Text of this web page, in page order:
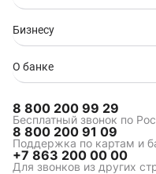
Бизнесу
О банке
8 800 200 99 29
Бесплатный звонок по
8 800 200 91 09
Поддержка по картам и
+7 863 200 00 00
Для звонков из других